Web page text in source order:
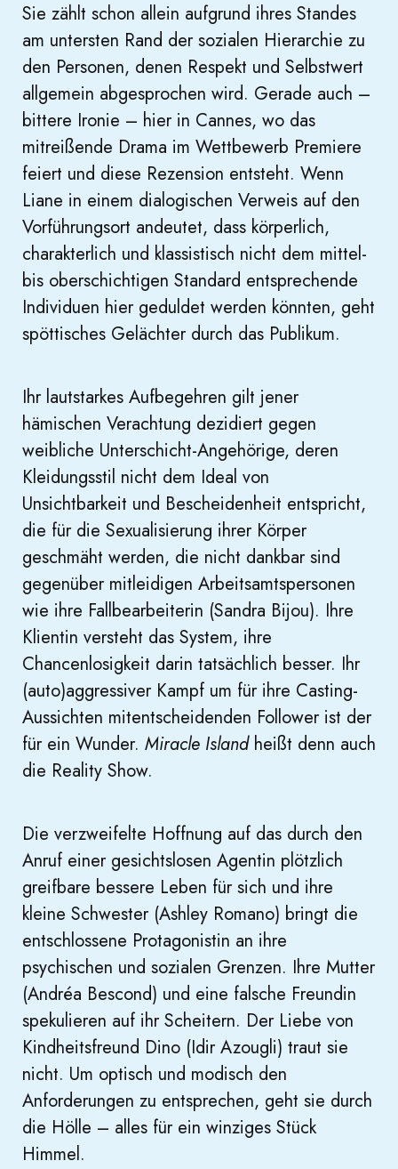
Sie zählt schon allein aufgrund ihres Standes
am untersten Rand der sozialen Hierarchie zu
den Personen, denen Respekt und Selbstwert
allgemein abgesprochen wird. Gerade auch –
bittere Ironie – hier in Cannes, wo das
mitreißende Drama im Wettbewerb Premiere
feiert und diese Rezension entsteht. Wenn
Liane in einem dialogischen Verweis auf den
Vorführungsort andeutet, dass körperlich,
charakterlich und klassistisch nicht dem mittel-
bis oberschichtigen Standard entsprechende
Individuen hier geduldet werden könnten, geht
spöttisches Gelächter durch das Publikum.
Ihr lautstarkes Aufbegehren gilt jener
hämischen Verachtung dezidiert gegen
weibliche Unterschicht-Angehörige, deren
Kleidungsstil nicht dem Ideal von
Unsichtbarkeit und Bescheidenheit entspricht,
die für die Sexualisierung ihrer Körper
geschmäht werden, die nicht dankbar sind
gegenüber mitleidigen Arbeitsamtspersonen
wie ihre Fallbearbeiterin (Sandra Bijou). Ihre
Klientin versteht das System, ihre
Chancenlosigkeit darin tatsächlich besser. Ihr
(auto)aggressiver Kampf um für ihre Casting-
Aussichten mitentscheidenden Follower ist der
für ein Wunder. Miracle Island heißt denn auch
die Reality Show.
Die verzweifelte Hoffnung auf das durch den
Anruf einer gesichtslosen Agentin plötzlich
greifbare bessere Leben für sich und ihre
kleine Schwester (Ashley Romano) bringt die
entschlossene Protagonistin an ihre
psychischen und sozialen Grenzen. Ihre Mutter
(Andréa Bescond) und eine falsche Freundin
spekulieren auf ihr Scheitern. Der Liebe von
Kindheitsfreund Dino (Idir Azougli) traut sie
nicht. Um optisch und modisch den
Anforderungen zu entsprechen, geht sie durch
die Hölle – alles für ein winziges Stück
Himmel.